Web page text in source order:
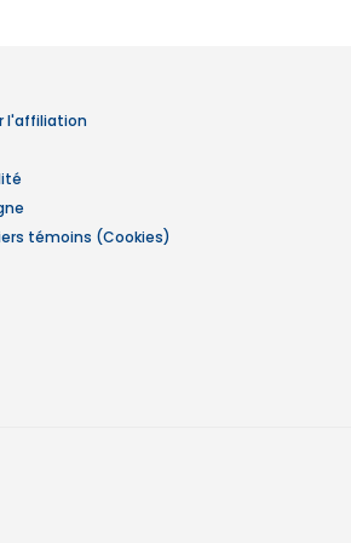
l'affiliation
témoins (Cookies)